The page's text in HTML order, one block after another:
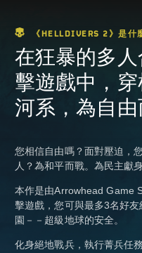
《HELLDIVERS 2》是什
在狂暴的多
擊遊戲中，
河系，為自由
您相信自由嗎？面對壓迫，
人？為和平而戰。為民主獻身
本作是由Arrowhead Game
擊遊戲，您可與最多3名好
園－－超級地球的安全。
化身絕地戰兵，執行菁兵任